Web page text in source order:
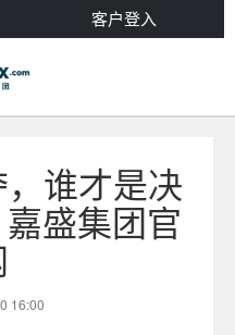
客户登入
谁才是决
盛集团官
16:00